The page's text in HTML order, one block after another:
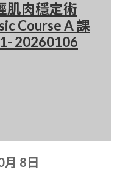
肌肉穩定術
Course A 課
20260106
8日